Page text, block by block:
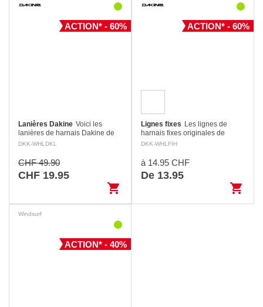
ACTION* - 60%
Lanières Dakine Voici les
lanières de harnais Dakine de
base, solides, fiables, réglées à
Avec la ligne nouée à chaque
extrémité,…
DKK-WHLDKL
CHF 49.90
CHF 19.95
shopping_cart
ACTION* - 60%
Lignes fixes Les lignes de
harnais fixes originales de
Dakine, cousues et non
meilleures, les plus propres, les
plus simples et…
DKK-WHLFIH
à 14.95 CHF
De 13.95
shopping_cart
Windsurf
ACTION* - 40%